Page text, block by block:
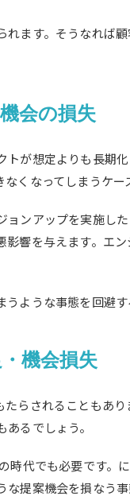
ます。そうなれば
会の損失
が想定よりも長期
くなってしまうケー
ンアップを実施し
響を与えます。エ
ような事態を回避す
機会損失
らされることもあ
るでしょう。
時代でも必要です
提案機会を損なう事